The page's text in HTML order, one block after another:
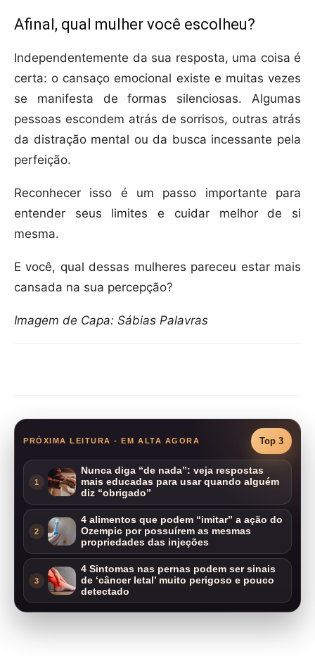
Afinal, qual mulher você escolheu?
Independentemente da sua resposta, uma coisa é
certa: o cansaço emocional existe e muitas vezes
se manifesta de formas silenciosas. Algumas
pessoas escondem atrás de sorrisos, outras atrás
da distração mental ou da busca incessante pela
perfeição.
Reconhecer isso é um passo importante para
entender seus limites e cuidar melhor de si
mesma.
E você, qual dessas mulheres pareceu estar mais
cansada na sua percepção?
Imagem de Capa: Sábias Palavras
PRÓXIMA LEITURA - EM ALTA AGORA Top 3
1
Nunca diga “de nada”: veja respostas
mais educadas para usar quando alguém
diz “obrigado”
2
4 alimentos que podem “imitar” a ação do
Ozempic por possuírem as mesmas
propriedades das injeções
3
4 Sintomas nas pernas podem ser sinais
de ‘câncer letal’ muito perigoso e pouco
detectado